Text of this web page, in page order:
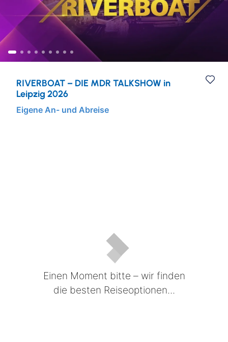
Städtereisen
Eventreisen
Musicalreisen
Elbphilharmonie Hamburg
Ruhr & Rhein
Europa
Mein Schiff Kombireisen
Mein Schiff Kreuzfahrten
Mosel Kreuzfahrten
Rhein Kreuzfahrten
RIVERBOAT – DIE MDR TALKSHOW in
Leipzig 2026
Eigene An- und Abreise
Einen Moment bitte – wir finden
die besten Reiseoptionen...